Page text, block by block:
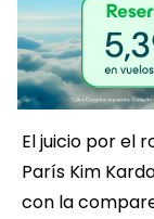
El juicio por el
París Kim
con la